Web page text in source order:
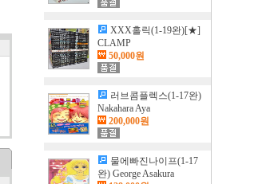
XXX홀릭(1-19완)[★]
CLAMP
50,000원
러브콤플렉스(1-17완)
Nakahara Aya
200,000원
물에빠진나이프(1-17
완) George Asakura